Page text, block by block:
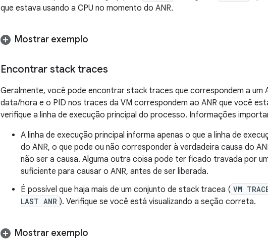
que estava usando a CPU no momento do ANR.
Mostrar exemplo
Encontrar stack traces
Geralmente, você pode encontrar stack traces que correspondem a um
data/hora e o PID nos traces da VM correspondem ao ANR que você
verifique a linha de execução principal do processo. Informações
A linha de execução principal informa apenas o que a linha de
do ANR, o que pode ou não corresponder à verdadeira causa do
não ser a causa. Alguma outra coisa pode ter ficado travada por
suficiente para causar o ANR, antes de ser liberada.
É possível que haja mais de um conjunto de stack tracea ( VM
LAST ANR ). Verifique se você está visualizando a seção correta.
Mostrar exemplo